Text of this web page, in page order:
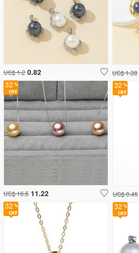
32
US$ 16.5 11.22
US$ 1.2 0.82 US$ 1.38
32
US$ 0.45
32 32